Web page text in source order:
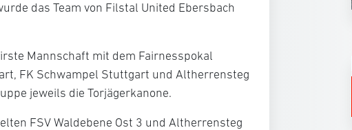
das Team von Filstal United Ebersbach
Mannschaft mit dem Fairnesspokal
, FK Schwampel Stuttgart und Altherrensteg
jeweils die Torjägerkanone.
FSV Waldebene Ost 3 und Altherrensteg